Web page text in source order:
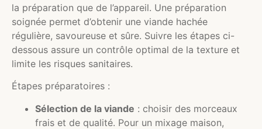
la préparation que de l’appareil. Une préparation
soignée permet d’obtenir une viande hachée
régulière, savoureuse et sûre. Suivre les étapes ci-
dessous assure un contrôle optimal de la texture et
limite les risques sanitaires.
Étapes préparatoires :
Sélection de la viande : choisir des morceaux
frais et de qualité. Pour un mixage maison,